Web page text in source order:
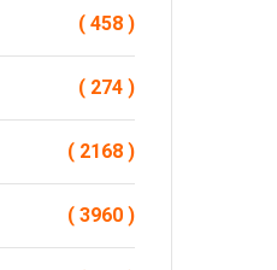
( 458 )
( 274 )
( 2168 )
( 3960 )